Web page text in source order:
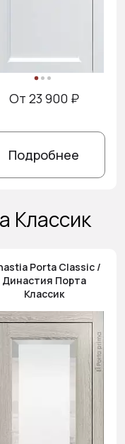
От 23 900 ₽
Подробнее
Классик
Porta Classic /
Династия Порта
Классик